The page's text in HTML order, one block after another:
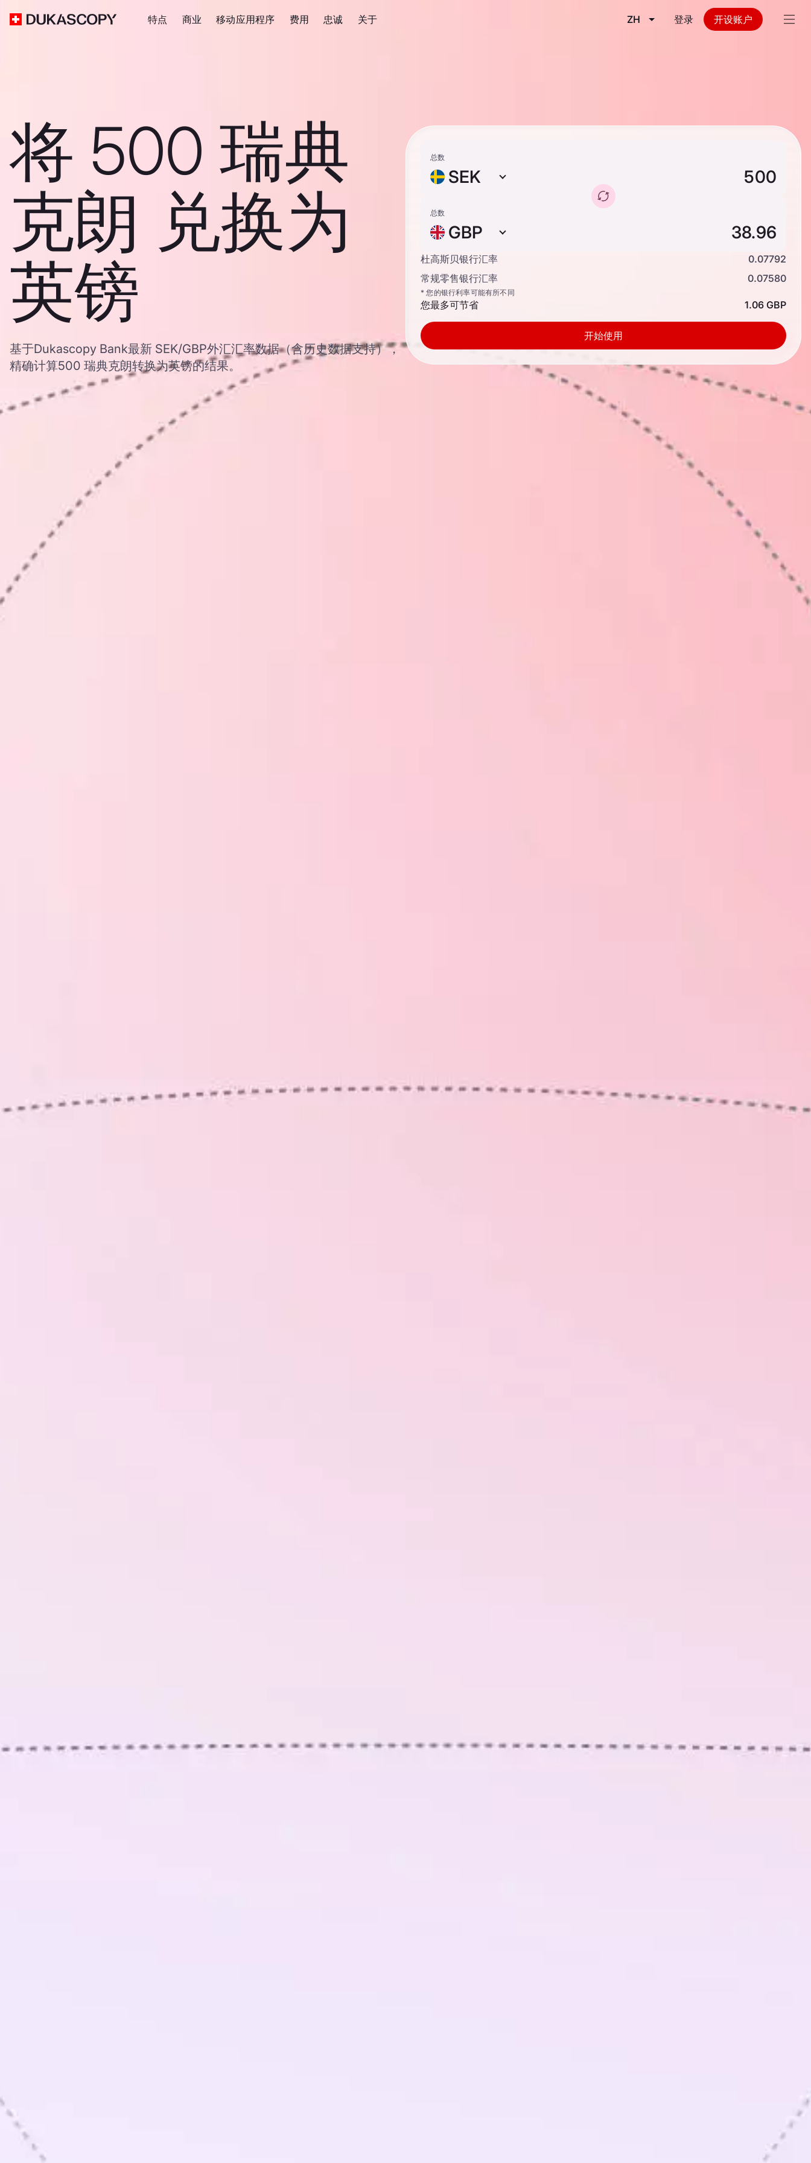
特点 商业 移动应用程序 费用 忠诚 关于 ZH 登录 开设账户
将 500 瑞典
克朗 兑换为
英镑
基于Dukascopy Bank最新 SEK/GBP外汇汇率数据（含历史数据支持），
精确计算500 瑞典克朗转换为英镑的结果。
总数
SEK
总数
GBP
杜高斯贝银行汇率
0.07792
常规零售银行汇率
0.07580
* 您的银行利率可能有所不同
您最多可节省 1.06 GBP
开始使用